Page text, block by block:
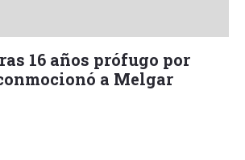
16 años prófugo por
a Melgar